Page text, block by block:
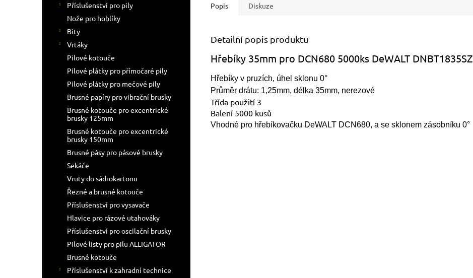
Příslušenství pro pily
Nože pro hoblíky
Bity
Vrtáky
Pilové kotouče
Pilové plátky pro přímočaré pily
Pilové plátky pro mečové pily
Brusné papíry pro vibrační brusky
Brusné kotouče pro excentrické
brusky 125mm
Brusné kotouče pro excentrické
brusky 150mm
Brusné pásy pro pásové brusky
Sekáče
Vruty do sádrokartonu
Řezné a brusné kotouče
Příslušenství pro vysavače
Hlavice pro rázové utahováky
Příslušenství pro oscilační brusky
Pilové listy pro pilu ALLIGATOR
Brusné kotouče
Příslušenství k zahradní technice
Popis Diskuze
Detailní popis produktu
Hřebíky 35mm pro DCN680 5000ks DeWALT DNBT1835SZ
Hřebíky v pruzích, úhel sklonu 0°
Průměr drátu: 1,25mm, délka 35mm, nerezové
Třída použití 3
Balení 5000 kusů
Vhodné pro hřebíkovačku DeWALT DCN680, a se sklonem zásobníku 0°